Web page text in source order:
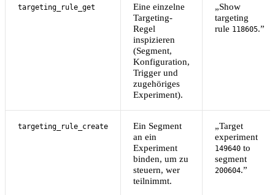
targeting_rule_get
Eine einzelne
Targeting-
Regel
inspizieren
(Segment,
Konfiguration,
Trigger und
zugehöriges
Experiment).
„Show
targeting
rule 118605.”
targeting_rule_create
Ein Segment
an ein
Experiment
binden, um zu
steuern, wer
teilnimmt.
„Target
experiment
149640 to
segment
200604.”